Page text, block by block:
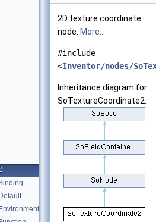
2D texture coordinate
node. More...
#include
<Inventor/nodes/
Inheritance diagram for
SoTextureCoordinate2: